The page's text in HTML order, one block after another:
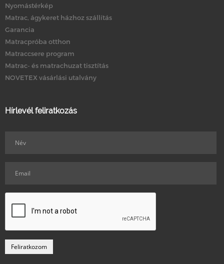
Nyomástérkép
Matrac, ágykeret házhoz szállítás
Garancia
Matracpróba otthon
Matraccsere program
Matrac- és matrachuzat tisztítás
NOVETEX vásárlási utalvány
Hírlevél feliratkozás